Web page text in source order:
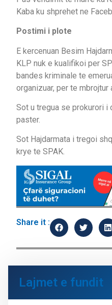
Kaba ku shprehet ne
Postimi i plote
E kercenuan Besim
KLP nuk e kualifikoi per
bandes kriminale te
organizuar, per te mbrojtur
Sot u tregua se prokurori i
paster.
Sot Hajdarmata i tregoi
krye te SPAK.
Share it :
Lajmet e fundit